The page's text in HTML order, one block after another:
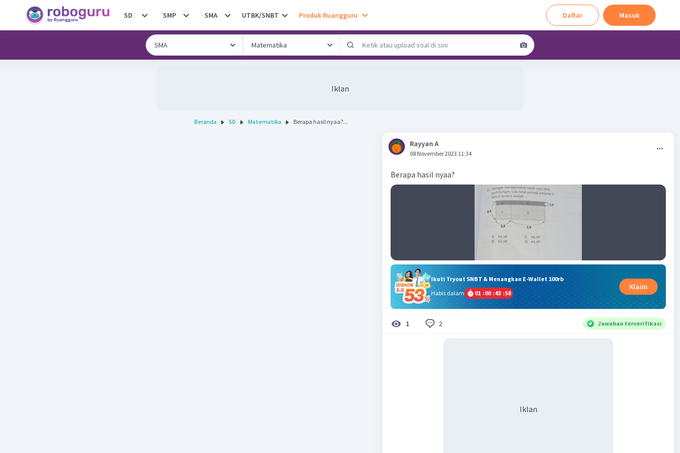
SD SMP SMA UTBK/SNBT Produk Ruangguru Daftar Masuk
Iklan
Beranda SD Matematika Berapa hasil nyaa?...
Rayyan A
08 November 2023 11:34
Berapa hasil nyaa?
Ikuti Tryout SNBT & Menangkan E-Wallet 100rb
Habis dalam
01 :00 :43 :57
Klaim
1 2 Jawaban terverifikasi
Iklan